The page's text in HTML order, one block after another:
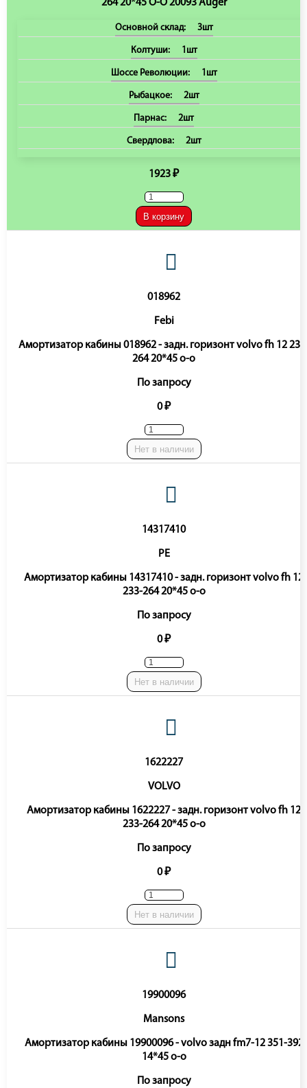
264 20*45 O-O 20093 Auger
Основной склад: 3шт
Колтуши: 1шт
Шоссе Революции: 1шт
Рыбацкое: 2шт
Парнас: 2шт
Свердлова: 2шт
1923 ₽
В корзину
018962
Febi
Амортизатор кабины 018962 - задн. горизонт volvo fh 12
264 20*45 o-o
По запросу
0 ₽
Нет в наличии
14317410
PE
Амортизатор кабины 14317410 - задн. горизонт volvo fh 12
233-264 20*45 o-o
По запросу
0 ₽
Нет в наличии
1622227
VOLVO
Амортизатор кабины 1622227 - задн. горизонт volvo fh 12
233-264 20*45 o-o
По запросу
0 ₽
Нет в наличии
19900096
Mansons
Амортизатор кабины 19900096 - volvo задн fm7-12 351-392
14*45 o-o
По запросу